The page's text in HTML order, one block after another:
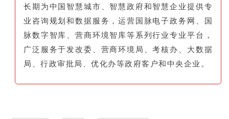
长期为中国智慧城市、智慧政府和智慧企业提供专
业咨询规划和数据服务，运营国脉电子政务网、国
脉数字智库、营商环境智库等系列行业专业平台，
广泛服务于发改委、营商环境局、考核办、大数据
局、行政审批局、优化办等政府客户和中央企业。